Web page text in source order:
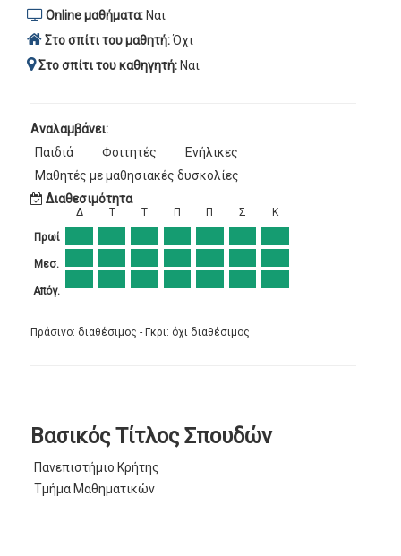
Online μαθήματα: Ναι
Στο σπίτι του μαθητή:Όχι
Στο σπίτι του καθηγητή: Ναι
Αναλαμβάνει:
Παιδιά
Φοιτητές
Ενήλικες
Μαθητές με μαθησιακές δυσκολίες
Διαθεσιμότητα
Πρωί
Μεσ.
Απόγ.
Δ Τ Τ Π Π Σ Κ
Πράσινο: διαθέσιμος - Γκρι: όχι διαθέσιμος
Βασικός Τίτλος Σπουδών
Πανεπιστήμιο Κρήτης
Τμήμα Μαθηματικών